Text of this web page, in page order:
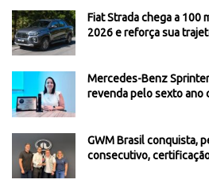
Fiat Strada chega a 100
2026 e reforça sua
Mercedes-Benz
revenda pelo sexto ano
GWM Brasil conquista,
consecutivo,